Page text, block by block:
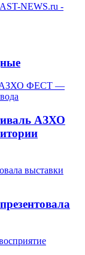
NEWS.ru -
АЗХО